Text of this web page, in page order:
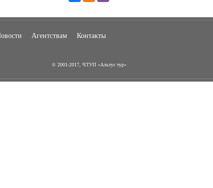
Агентствам Контакты
© 2001-2017, ЧТУП «Альтус тур»